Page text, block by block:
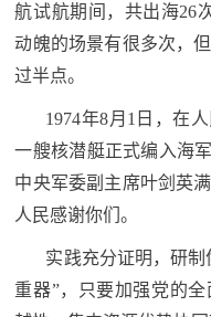
航试航期间，共出海26
动魄的场景有很多次，
过半点。
1974年8月1日，在
一艘核潜艇正式编入海
中央军委副主席叶剑英
人民感谢你们。
实践充分证明，研
重器”，只要加强党的